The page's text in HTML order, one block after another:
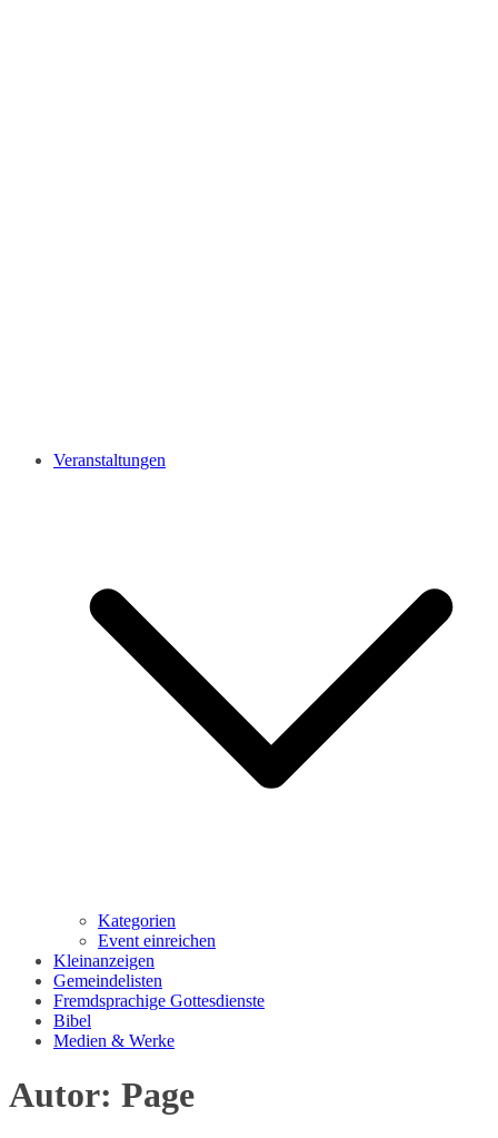
Veranstaltungen
Kategorien
Event einreichen
Kleinanzeigen
Gemeindelisten
Fremdsprachige Gottesdienste
Bibel
Medien & Werke
Autor: Page